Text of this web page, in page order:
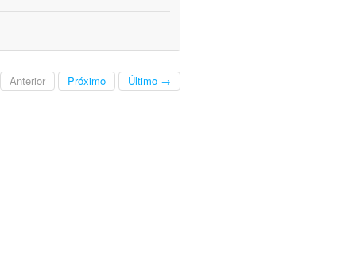
Anterior Próximo Último →